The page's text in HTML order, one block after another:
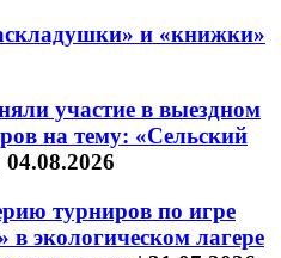
и «книжки»
участие в выездном
на тему: «Сельский
04.08.2026
турниров по игре
экологическом лагере